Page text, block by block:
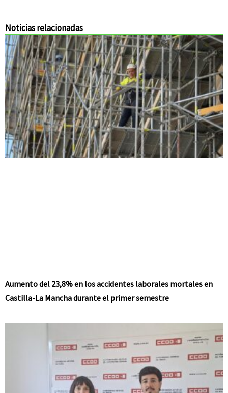
Noticias relacionadas
Aumento del 23,8% en los accidentes laborales mortales en
Castilla-La Mancha durante el primer semestre